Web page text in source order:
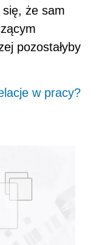
że sam
pozostałyby
w pracy?